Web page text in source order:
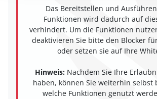
Das Bereitstellen und
Funktionen wird dadurch auf
verhindert. Um die Funktionen
deaktivieren Sie bitte den Blocker
oder setzen sie auf Ihre
Hinweis: Nachdem Sie Ihre
haben, können Sie weiterhin selbst
welche Funktionen genutzt